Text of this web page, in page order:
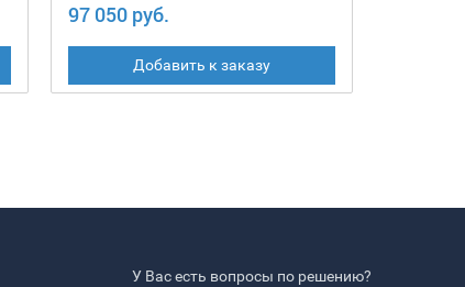
97 050 руб.
Добавить к заказу
У Вас есть вопросы по решению?